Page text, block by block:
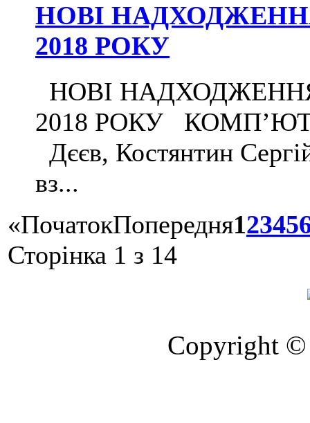
НОВІ
2018 РОКУ
НОВІ
2018 РОКУ
Дєєв, Костянтин
вз...
«ПочатокПопередня12345
Сторінка 1 з 14
Copyright ©